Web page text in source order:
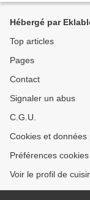
Hébergé par
Top articles
Pages
Contact
Signaler un abus
C.G.U.
Cookies et données
Préférences cookies
Voir le profil de